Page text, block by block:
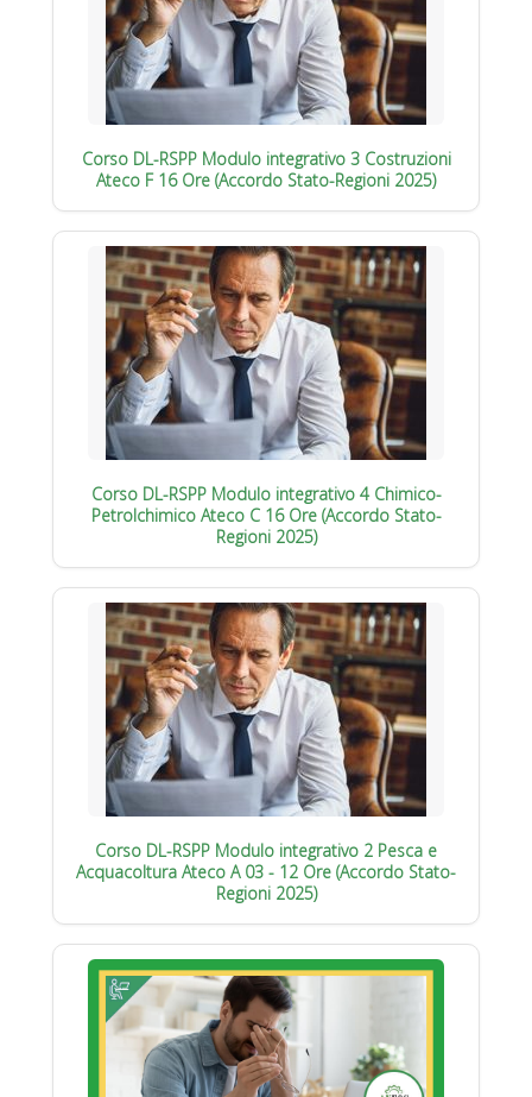
Corso DL-RSPP Modulo integrativo 3 Costruzioni
Ateco F 16 Ore (Accordo Stato-Regioni 2025)
Corso DL-RSPP Modulo integrativo 4 Chimico-
Petrolchimico Ateco C 16 Ore (Accordo Stato-
Regioni 2025)
Corso DL-RSPP Modulo integrativo 2 Pesca e
Acquacoltura Ateco A 03 - 12 Ore (Accordo Stato-
Regioni 2025)